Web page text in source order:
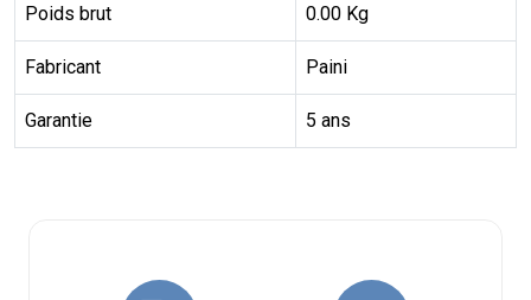
Poids brut 0.00 Kg
Fabricant Paini
Garantie 5 ans